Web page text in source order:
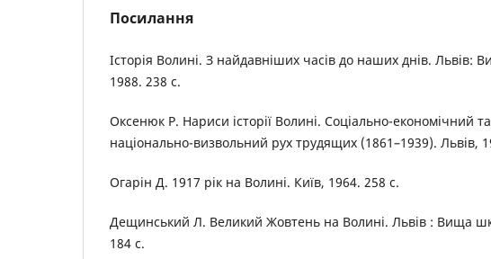
Посилання
Історія Волині. З найдавніших часів до наших днів. Львів:
1988. 238 с.
Оксенюк Р. Нариси історії Волині. Соціально-економічний та
національно-визвольний рух трудящих (1861–1939). Львів,
Огарін Д. 1917 рік на Волині. Київ, 1964. 258 с.
Дещинський Л. Великий Жовтень на Волині. Львів : Вища
184 с.